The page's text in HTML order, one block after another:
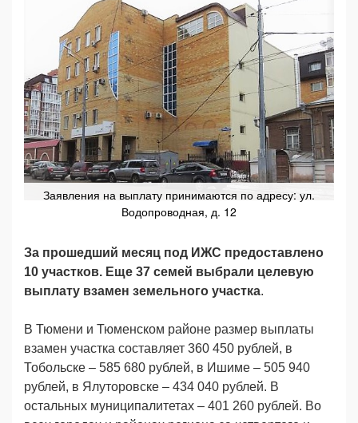
Заявления на выплату принимаются по адресу: ул.
Водопроводная, д. 12
За прошедший месяц под ИЖС предоставлено
10 участков. Еще 37 семей выбрали целевую
выплату взамен земельного участка.
В Тюмени и Тюменском районе размер выплаты
взамен участка составляет 360 450 рублей, в
Тобольске – 585 680 рублей, в Ишиме – 505 940
рублей, в Ялуторовске – 434 040 рублей. В
остальных муниципалитетах – 401 260 рублей. Во